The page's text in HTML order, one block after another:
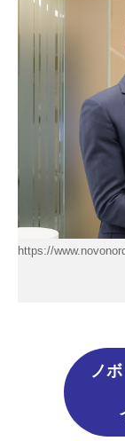
https://
ノ